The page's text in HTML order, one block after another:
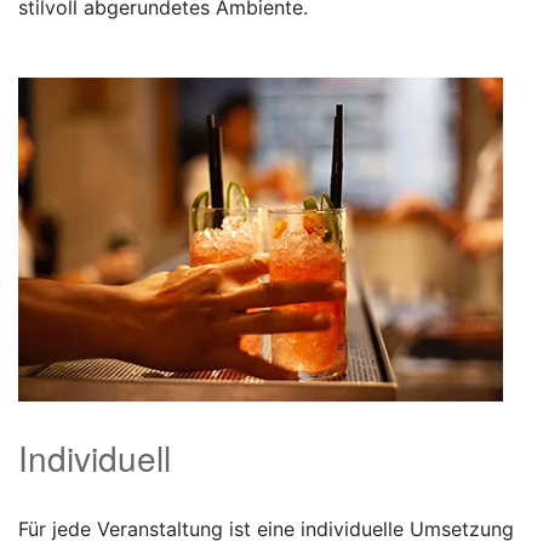
stilvoll abgerundetes Ambiente.
Individuell
Für jede Veranstaltung ist eine individuelle Umsetzung